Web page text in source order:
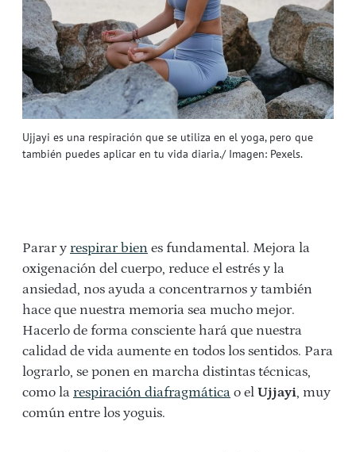
Ujjayi es una respiración que se utiliza en el yoga, pero que
también puedes aplicar en tu vida diaria./ Imagen: Pexels.
Parar y respirar bien es fundamental. Mejora la
oxigenación del cuerpo, reduce el estrés y la
ansiedad, nos ayuda a concentrarnos y también
hace que nuestra memoria sea mucho mejor.
Hacerlo de forma consciente hará que nuestra
calidad de vida aumente en todos los sentidos. Para
lograrlo, se ponen en marcha distintas técnicas,
como la respiración diafragmática o el Ujjayi, muy
común entre los yoguis.